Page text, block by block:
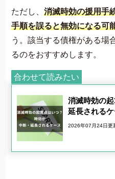
ただし、 消滅時効の援用手
手順を誤ると無効になる可
う。該当する債権がある場
るのをおすすめします。
合わせて読みたい
消滅時効の
延長される
2026年07月24日更